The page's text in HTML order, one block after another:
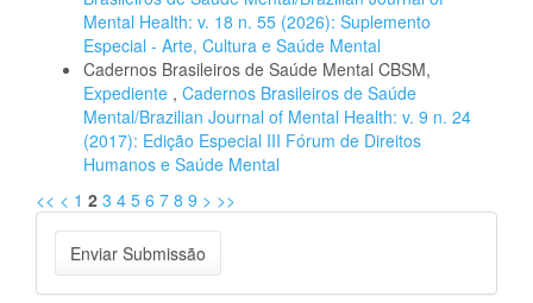
Mental Health: v. 18 n. 55 (2026): Suplemento
Especial - Arte, Cultura e Saúde Mental
Cadernos Brasileiros de Saúde Mental CBSM,
Expediente , Cadernos Brasileiros de Saúde
Mental/Brazilian Journal of Mental Health: v. 9 n. 24
(2017): Edição Especial III Fórum de Direitos
Humanos e Saúde Mental
<< < 1 2 3 4 5 6 7 8 9 > >>
Enviar
Submissão
Enviar Submissão